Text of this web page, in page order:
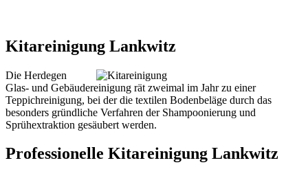
Kitareinigung Lankwitz
Die Herdegen
Glas- und Gebäudereinigung rät zweimal im Jahr zu einer
Teppichreinigung, bei der die textilen Bodenbeläge durch das
besonders gründliche Verfahren der Shampoonierung und
Sprühextraktion gesäubert werden.
Professionelle Kitareinigung Lankwitz